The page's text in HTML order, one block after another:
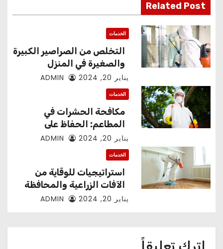
Related Post
الخدمات
التخلص من الصراصير الكبيرة
والصغيرة في المنزل
والمطبخ
يناير 20, 2024
الخدمات
مكافحة الحشرات في
المطاعم: الحفاظ على
المستوى الصحي للمأكولات
يناير 20, 2024
الخدمات
استراتيجيات للوقاية من
الآفات الزراعية والمحافظة
على المحاصيل
يناير 20, 2024